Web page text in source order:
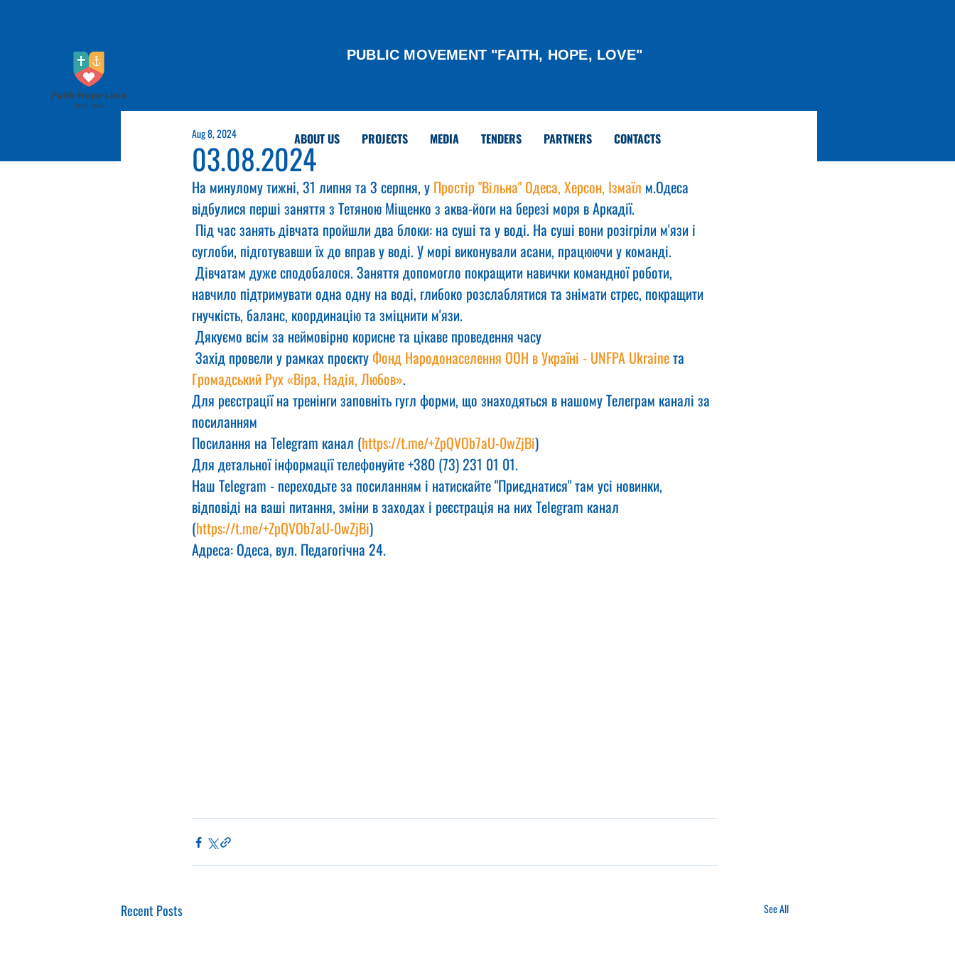
PUBLIC MOVEMENT "FAITH, HOPE, LOVE"
ABOUT US PROJECTS MEDIA TENDERS PARTNERS CONTACTS
03.08.2024
Aug 8, 2024
На минулому тижні, 31 липня та 3 серпня, у Простір "Вільна" Одеса, Херсон, Ізмаїл м.Одеса
відбулися перші заняття з Тетяною Міщенко з аква-йоги на березі моря в Аркадії.
Під час занять дівчата пройшли два блоки: на суші та у воді. На суші вони розігріли м'язи і
суглоби, підготувавши їх до вправ у воді. У морі виконували асани, працюючи у команді.
Дівчатам дуже сподобалося. Заняття допомогло покращити навички командної роботи,
навчило підтримувати одна одну на воді, глибоко розслаблятися та знімати стрес, покращити
гнучкість, баланс, координацію та зміцнити м'язи.
Дякуємо всім за неймовірно корисне та цікаве проведення часу
Захід провели у рамках проєкту Фонд Народонаселення ООН в Україні - UNFPA Ukraine та
Громадський Рух «Віра, Надія, Любов».
Для реєстрації на тренінги заповніть гугл форми, що знаходяться в нашому Телеграм каналі за
посиланням
Посилання на Telegram канал (https://t.me/+ZpQVOb7aU-0wZjBi)
Для детальної інформації телефонуйте +380 (73) 231 01 01.
Наш Telegram - переходьте за посиланням і натискайте "Приєднатися" там усі новинки,
відповіді на ваші питання, зміни в заходах і реєстрація на них Telegram канал
(https://t.me/+ZpQVOb7aU-0wZjBi)
Адреса: Одеса, вул. Педагогічна 24.
Recent Posts See All